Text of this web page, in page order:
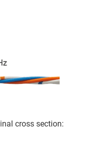
cross section: